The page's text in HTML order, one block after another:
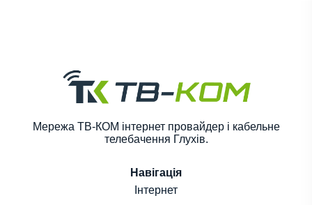
Мережа ТВ-КОМ інтернет провайдер і кабельне
телебачення Глухів.
Навігація
Інтернет